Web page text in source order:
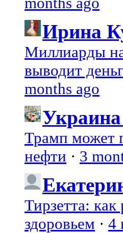
Ирина
Миллиарды
выводит
months ago
Украина
Трамп может
нефти · 3
Тирзетта:
здоровьем · 4